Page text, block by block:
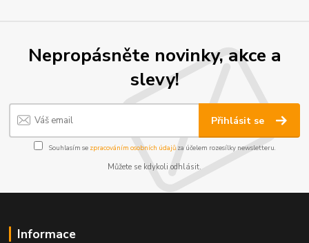
Nepropásněte novinky, akce a
slevy!
Přihlásit se
Souhlasím se zpracováním osobních údajůza účelem rozesílky newsletteru.
Můžete se kdykoli odhlásit.
Informace